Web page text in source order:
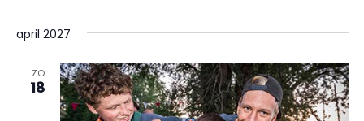
april 2027
ZO
18